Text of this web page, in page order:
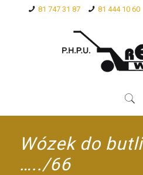
81 747 31 87 81 444 10 60
Wózek do
…../66